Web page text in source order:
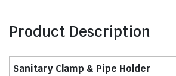
Product Description
Sanitary Clamp & Pipe Holder